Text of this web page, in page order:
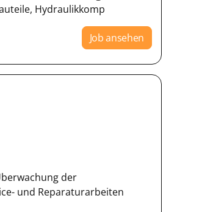
Hydraulikkomp
Job ansehen
der
und Reparaturarbeiten